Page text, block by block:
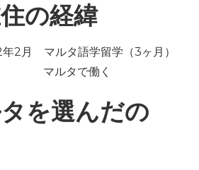
の経緯
2月 マルタ語学留学（3ヶ月）
マルタで働く
を選んだの